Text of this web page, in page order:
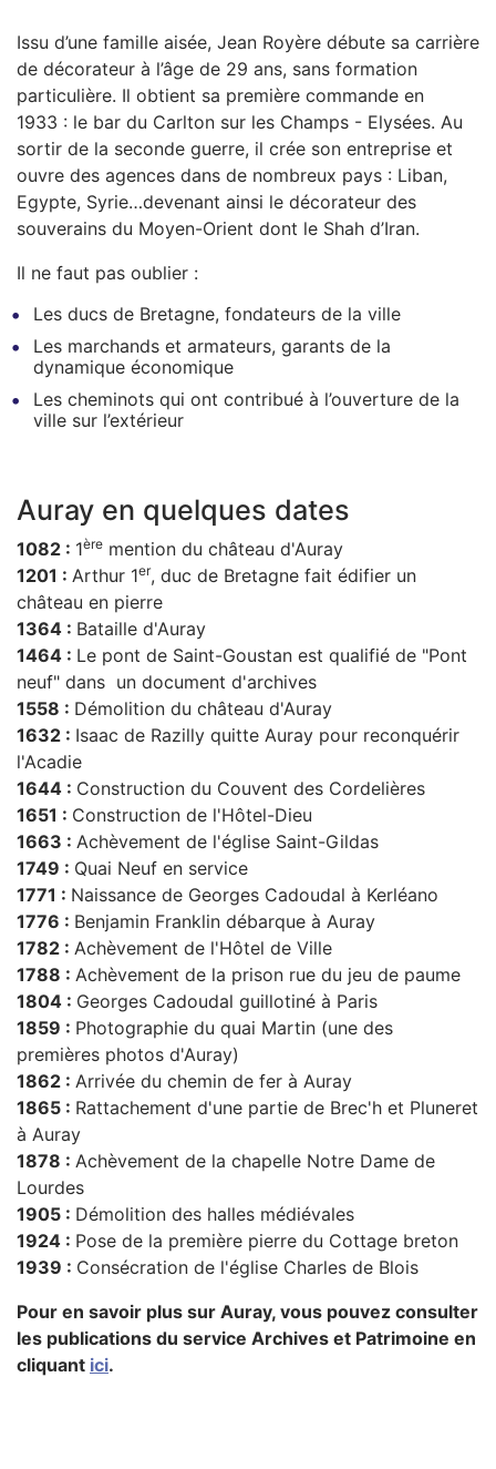
Issu d’une famille aisée, Jean Royère débute sa carrière
de décorateur à l’âge de 29 ans, sans formation
particulière. Il obtient sa première commande en
1933 : le bar du Carlton sur les Champs - Elysées. Au
sortir de la seconde guerre, il crée son entreprise et
ouvre des agences dans de nombreux pays : Liban,
Egypte, Syrie…devenant ainsi le décorateur des
souverains du Moyen-Orient dont le Shah d’Iran.
Il ne faut pas oublier :
Les ducs de Bretagne, fondateurs de la ville
Les marchands et armateurs, garants de la
dynamique économique
Les cheminots qui ont contribué à l’ouverture de la
ville sur l’extérieur
Auray en quelques dates
1082 : 1ère mention du château d'Auray
1201 : Arthur 1er, duc de Bretagne fait édifier un
château en pierre
1364 : Bataille d'Auray
1464 : Le pont de Saint-Goustan est qualifié de "Pont
neuf" dans un document d'archives
1558 : Démolition du château d'Auray
1632 : Isaac de Razilly quitte Auray pour reconquérir
l'Acadie
1644 : Construction du Couvent des Cordelières
1651 : Construction de l'Hôtel-Dieu
1663 : Achèvement de l'église Saint-Gildas
1749 : Quai Neuf en service
1771 : Naissance de Georges Cadoudal à Kerléano
1776 : Benjamin Franklin débarque à Auray
1782 : Achèvement de l'Hôtel de Ville
1788 : Achèvement de la prison rue du jeu de paume
1804 : Georges Cadoudal guillotiné à Paris
1859 : Photographie du quai Martin (une des
premières photos d'Auray)
1862 : Arrivée du chemin de fer à Auray
1865 : Rattachement d'une partie de Brec'h et Pluneret
à Auray
1878 : Achèvement de la chapelle Notre Dame de
Lourdes
1905 : Démolition des halles médiévales
1924 : Pose de la première pierre du Cottage breton
1939 : Consécration de l'église Charles de Blois
Pour en savoir plus sur Auray, vous pouvez consulter
les publications du service Archives et Patrimoine en
cliquant ici.